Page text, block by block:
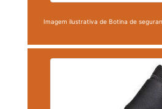
Imagem ilustrativa de Botina de